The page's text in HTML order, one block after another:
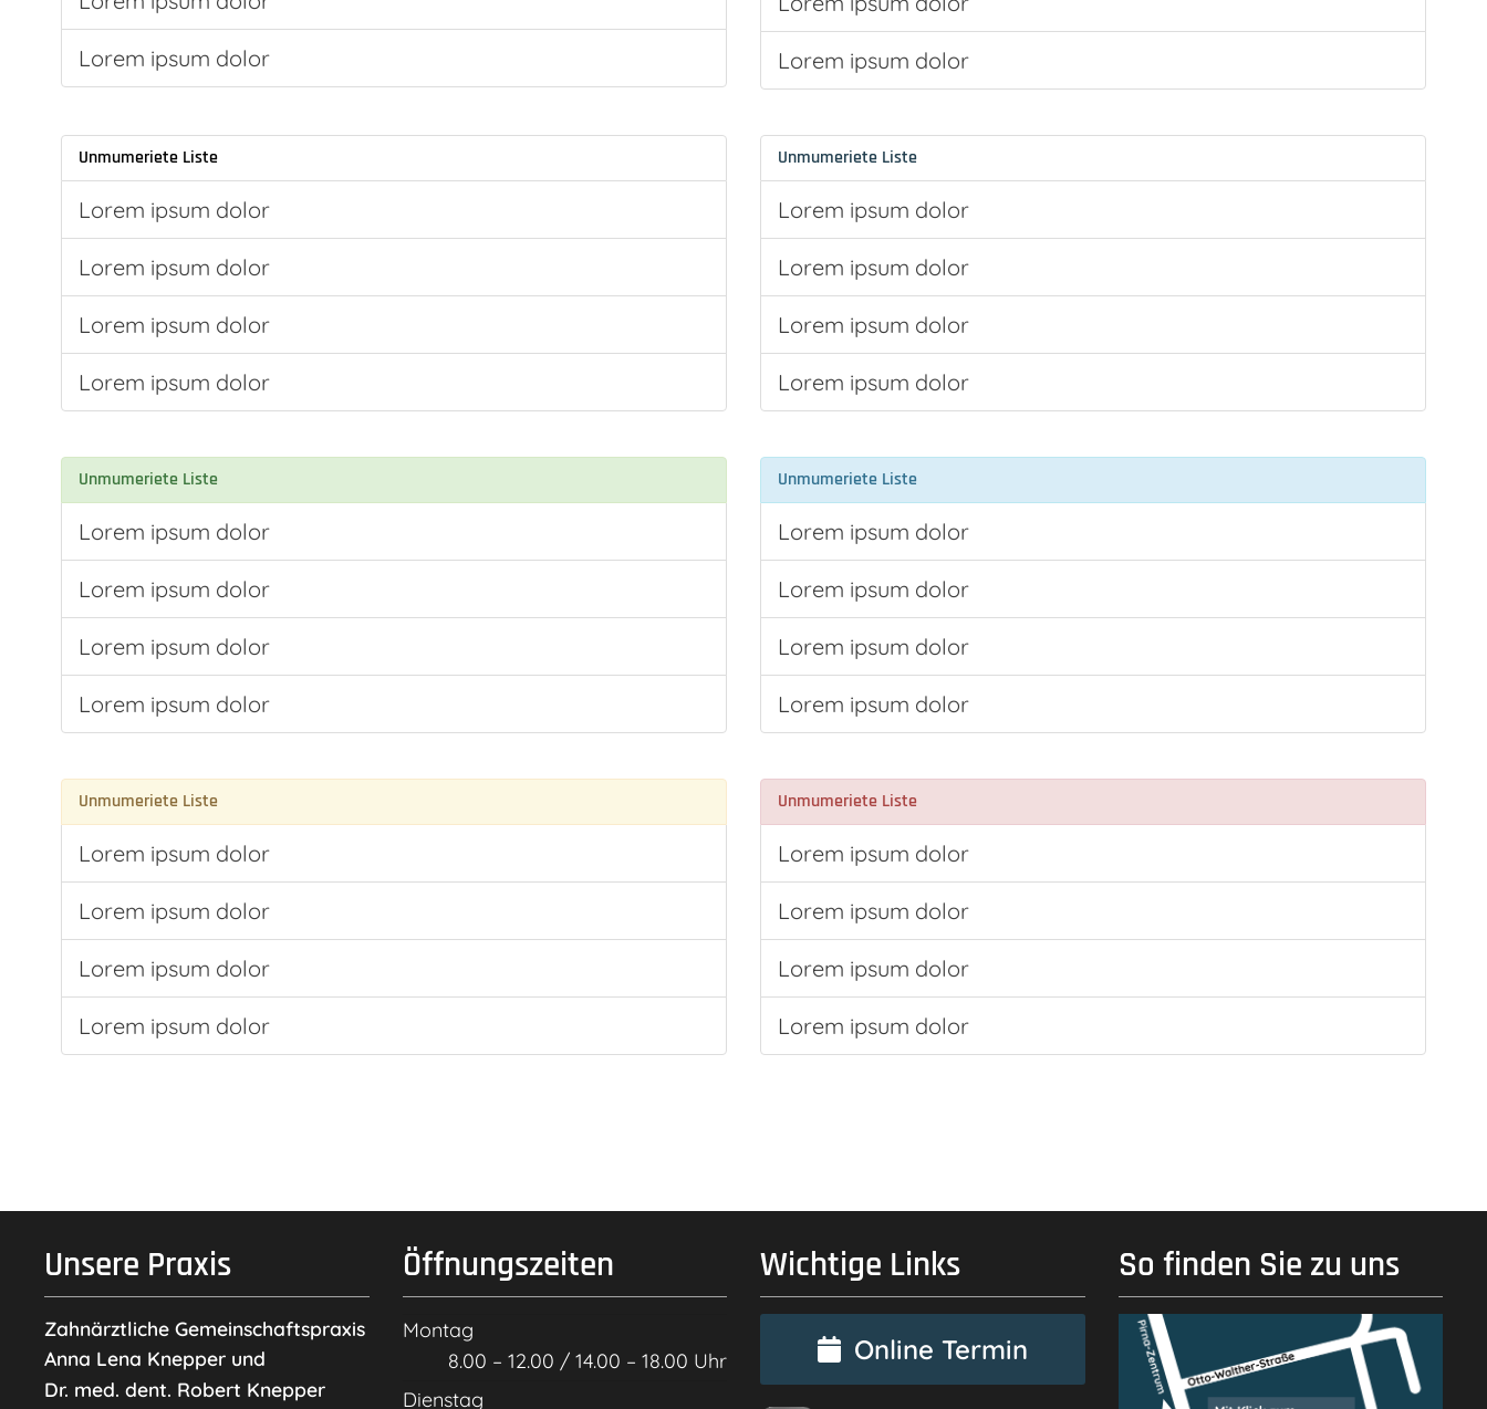
Lorem ipsum dolor Lorem ipsum dolor
Unmumeriete Liste
Lorem ipsum dolor
Lorem ipsum dolor
Lorem ipsum dolor
Lorem ipsum dolor
Unmumeriete Liste
Lorem ipsum dolor
Lorem ipsum dolor
Lorem ipsum dolor
Lorem ipsum dolor
Unmumeriete Liste
Lorem ipsum dolor
Lorem ipsum dolor
Lorem ipsum dolor
Lorem ipsum dolor
Unmumeriete Liste
Lorem ipsum dolor
Lorem ipsum dolor
Lorem ipsum dolor
Lorem ipsum dolor
Unmumeriete Liste
Lorem ipsum dolor
Lorem ipsum dolor
Lorem ipsum dolor
Lorem ipsum dolor
Unmumeriete Liste
Lorem ipsum dolor
Lorem ipsum dolor
Lorem ipsum dolor
Lorem ipsum dolor
Unsere Praxis
Zahnärztliche Gemeinschaftspraxis
Anna Lena Knepper und
Dr. med. dent. Robert Knepper
Öffnungszeiten
Montag
8.00 – 12.00 / 14.00 – 18.00 Uhr
Dienstag
Wichtige Links
Online Termin
So finden Sie zu uns